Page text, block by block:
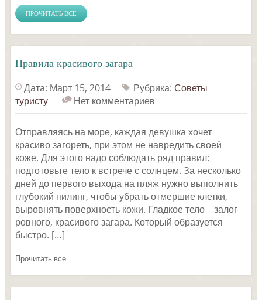
ПРОЧИТАТЬ ВСЕ
Правила красивого загара
Дата: Март 15, 2014
Рубрика: Советы
туристу
Нет комментариев
Отправляясь на море, каждая девушка хочет
красиво загореть, при этом не навредить своей
коже. Для этого надо соблюдать ряд правил:
подготовьте тело к встрече с солнцем. За несколько
дней до первого выхода на пляж нужно выполнить
глубокий пилинг, чтобы убрать отмершие клетки,
выровнять поверхность кожи. Гладкое тело – залог
ровного, красивого загара. Который образуется
быстро. […]
Прочитать все